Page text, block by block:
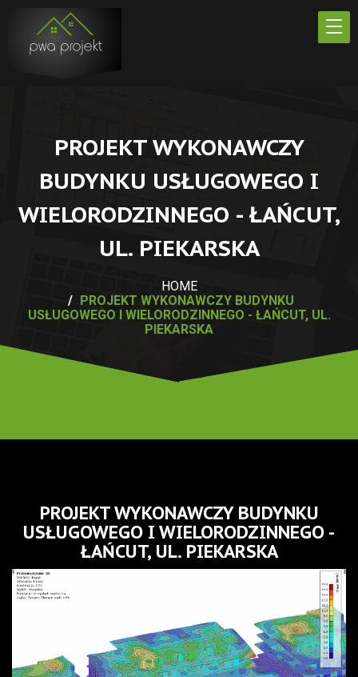
PROJEKT WYKONAWCZY
BUDYNKU USŁUGOWEGO I
WIELORODZINNEGO - ŁAŃCUT,
UL. PIEKARSKA
HOME
PROJEKT WYKONAWCZY BUDYNKU
USŁUGOWEGO I WIELORODZINNEGO - ŁAŃCUT, UL.
PIEKARSKA
PROJEKT WYKONAWCZY BUDYNKU
USŁUGOWEGO I WIELORODZINNEGO -
ŁAŃCUT, UL. PIEKARSKA